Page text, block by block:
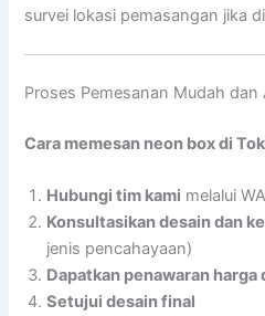
survei lokasi pemasangan jika
Proses Pemesanan Mudah dan
Cara memesan neon box di
Hubungi tim kami melalui
Konsultasikan desain dan
jenis pencahayaan)
Dapatkan penawaran
Setujui desain final